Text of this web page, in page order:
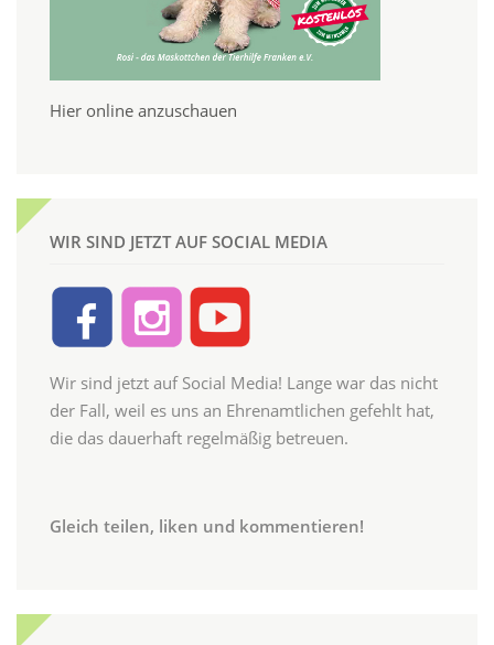
Hier online anzuschauen
WIR SIND JETZT AUF SOCIAL MEDIA
Wir sind jetzt auf Social Media! Lange war das nicht
der Fall, weil es uns an Ehrenamtlichen gefehlt hat,
die das dauerhaft regelmäßig betreuen.
Gleich teilen, liken und kommentieren!